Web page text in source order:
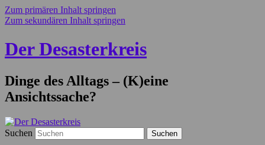
Zum primären Inhalt springen
Zum sekundären Inhalt springen
Der Desasterkreis
Dinge des Alltags – (K)eine
Ansichtssache?
Suchen